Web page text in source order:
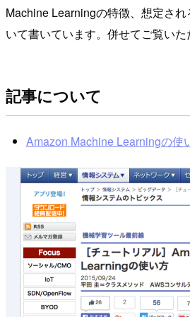
Machine Learningの特徴、想定さ
いて書いています。併せてご覧いた
記事について
Amazon Machine Learningの使